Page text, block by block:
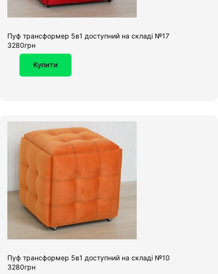
Пуф трансформер 5в1 доступний на складі №17
3280грн
Купити
Пуф трансформер 5в1 доступний на складі №10
3280грн